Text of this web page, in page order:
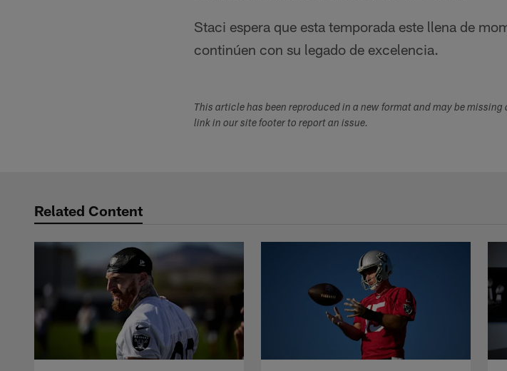
Staci espera que esta temporada este llena de
continúen con su legado de excelencia.
This article has been reproduced in a new format and may be
link in our site footer to report an issue.
Related Content